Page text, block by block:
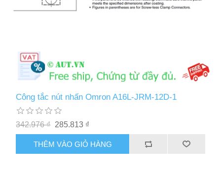
Công tắc nút nhấn Omron A16L-JRM-12D-1
342.976 ₫ 285.813 ₫
THÊM VÀO GIỎ HÀNG